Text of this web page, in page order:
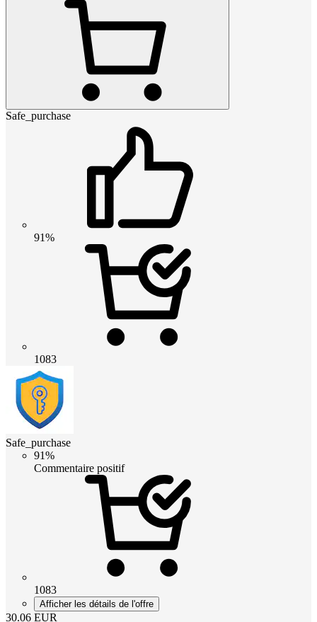
Safe_purchase
91%
1083
Safe_purchase
91%
Commentaire positif
1083
Afficher les détails de l'offre
30.06 EUR